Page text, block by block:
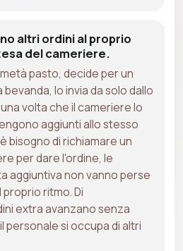
altri ordini al proprio
del cameriere.
pasto, decide per un
lo invia da solo dallo
volta che il cameriere lo
aggiunti allo stesso
bisogno di richiamare un
per dare l'ordine, le
aggiuntiva non vanno perse
ritmo. Di
extra avanzano senza
personale si occupa di altri